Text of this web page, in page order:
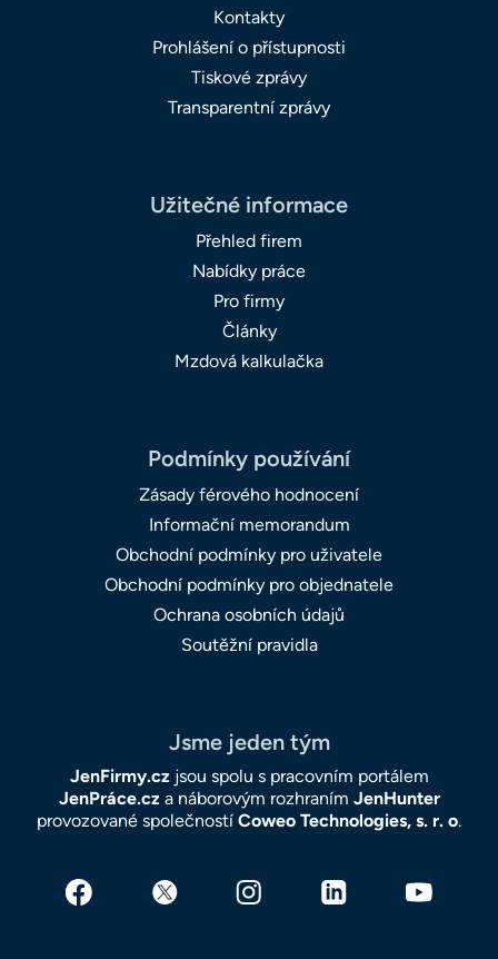
Kontakty
Prohlášení o přístupnosti
Tiskové zprávy
Transparentní zprávy
Užitečné informace
Přehled firem
Nabídky práce
Pro firmy
Články
Mzdová kalkulačka
Podmínky používání
Zásady férového hodnocení
Informační memorandum
Obchodní podmínky pro uživatele
Obchodní podmínky pro objednatele
Ochrana osobních údajů
Soutěžní pravidla
Jsme jeden tým
JenFirmy.czjsou spolu s pracovním portálem
JenPráce.cza náborovým rozhraním JenHunter
provozované společností Coweo Technologies, s. r. o.